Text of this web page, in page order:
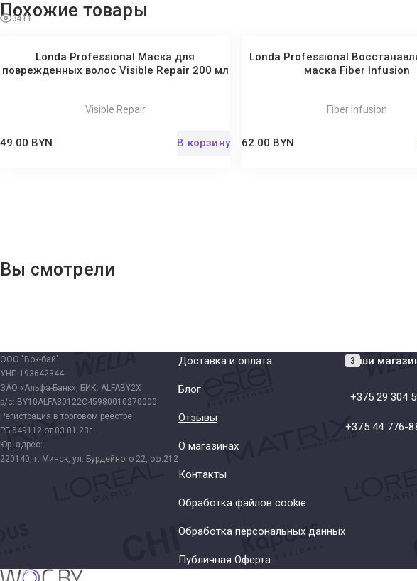
3411
Похожие товары
Londa Professional Маска для
поврежденных волос Visible Repair 200 мл
Visible Repair
49.00 BYN В корзину
Londa Professional
маска Fiber Infusion
Fiber Infusion
62.00 BYN
Вы смотрели
ООО "Вок-бай"
УНП 193642344
ЗАО «Альфа-Банк», БИК: ALFABY2X
р/с: BY10ALFA30122C45980010270000
Регистрация в торговом реестре
РБ 549112 от 03.01.23г.
Юр. адрес:
220140, г. Минск, ул. Бурдейного 22, оф.212
Доставка и оплата
Блог
Отзывы
О магазинах
Контакты
Обработка файлов cookie
Обработка персональных данных
Публичная Оферта
Наши
+375 29 304
+375 44 776-